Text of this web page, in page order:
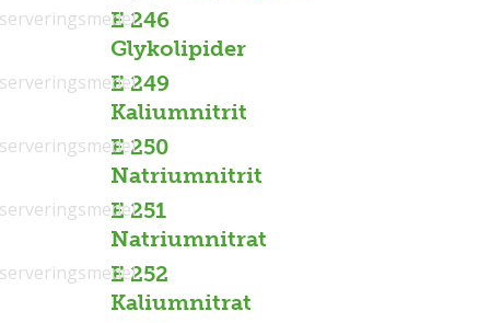
E 246
Glykolipider
E 249
Kaliumnitrit
E 250
Natriumnitrit
E 251
Natriumnitrat
E 252
Kaliumnitrat